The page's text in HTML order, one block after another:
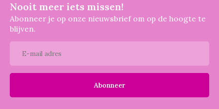
Nooit meer iets missen!
Abonneer je op onze nieuwsbrief om op de hoogte te
blijven.
Abonneer